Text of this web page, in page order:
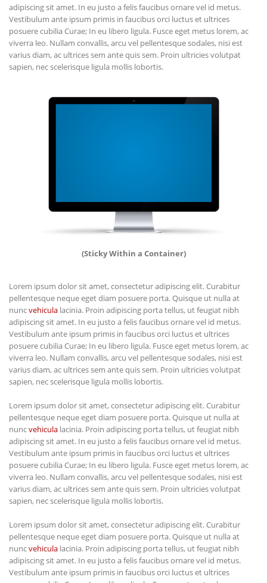
adipiscing sit amet. In eu justo a felis faucibus ornare vel id metus.
Vestibulum ante ipsum primis in faucibus orci luctus et ultrices
posuere cubilia Curae; In eu libero ligula. Fusce eget metus lorem, ac
viverra leo. Nullam convallis, arcu vel pellentesque sodales, nisi est
varius diam, ac ultrices sem ante quis sem. Proin ultricies volutpat
sapien, nec scelerisque ligula mollis lobortis.
(Sticky Within a Container)
Lorem ipsum dolor sit amet, consectetur adipiscing elit. Curabitur
pellentesque neque eget diam posuere porta. Quisque ut nulla at
nuncvehicula lacinia. Proin adipiscing porta tellus, ut feugiat nibh
adipiscing sit amet. In eu justo a felis faucibus ornare vel id metus.
Vestibulum ante ipsum primis in faucibus orci luctus et ultrices
posuere cubilia Curae; In eu libero ligula. Fusce eget metus lorem, ac
viverra leo. Nullam convallis, arcu vel pellentesque sodales, nisi est
varius diam, ac ultrices sem ante quis sem. Proin ultricies volutpat
sapien, nec scelerisque ligula mollis lobortis.
Lorem ipsum dolor sit amet, consectetur adipiscing elit. Curabitur
pellentesque neque eget diam posuere porta. Quisque ut nulla at
nuncvehicula lacinia. Proin adipiscing porta tellus, ut feugiat nibh
adipiscing sit amet. In eu justo a felis faucibus ornare vel id metus.
Vestibulum ante ipsum primis in faucibus orci luctus et ultrices
posuere cubilia Curae; In eu libero ligula. Fusce eget metus lorem, ac
viverra leo. Nullam convallis, arcu vel pellentesque sodales, nisi est
varius diam, ac ultrices sem ante quis sem. Proin ultricies volutpat
sapien, nec scelerisque ligula mollis lobortis.
Lorem ipsum dolor sit amet, consectetur adipiscing elit. Curabitur
pellentesque neque eget diam posuere porta. Quisque ut nulla at
nuncvehicula lacinia. Proin adipiscing porta tellus, ut feugiat nibh
adipiscing sit amet. In eu justo a felis faucibus ornare vel id metus.
Vestibulum ante ipsum primis in faucibus orci luctus et ultrices